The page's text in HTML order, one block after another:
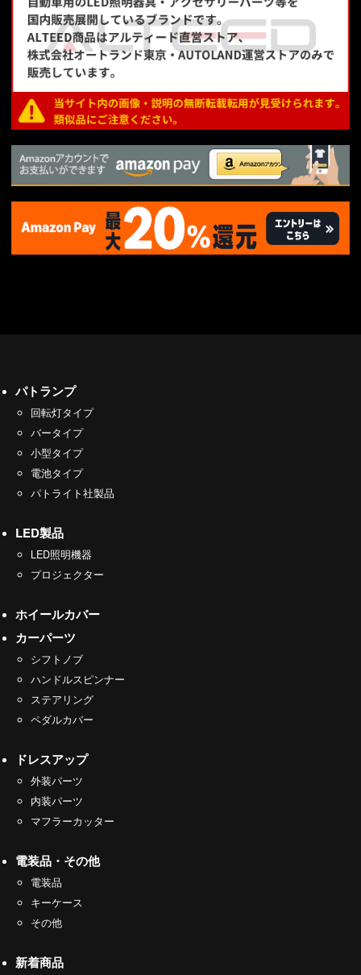
パトランプ
回転灯タイプ
バータイプ
小型タイプ
電池タイプ
パトライト社製品
LED製品
LED照明機器
プロジェクター
ホイールカバー
カーパーツ
シフトノブ
ハンドルスピンナー
ステアリング
ペダルカバー
ドレスアップ
外装パーツ
内装パーツ
マフラーカッター
電装品・その他
電装品
キーケース
その他
新着商品